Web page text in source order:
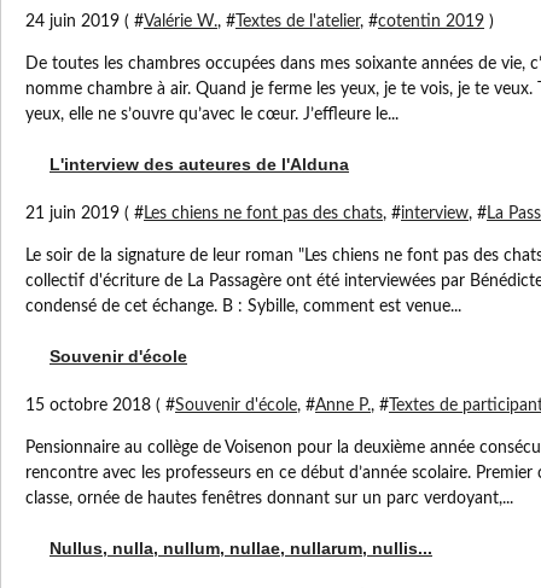
24 juin 2019 ( #Valérie W., # Textes de l'atelier, #cotentin 2019 )
De toutes les chambres occupées dans mes soixante années de vie,
nomme chambre à air. Quand je ferme les yeux, je te vois, je te veux.
yeux, elle ne s’ouvre qu’avec le cœur. J’effleure le...
L'interview des auteures de l'Alduna
21 juin 2019 ( #Les chiens ne font pas des chats, #interview, #La
Le soir de la signature de leur roman "Les chiens ne font pas des
collectif d'écriture de La Passagère ont été interviewées par
condensé de cet échange. B : Sybille, comment est venue...
Souvenir d'école
15 octobre 2018 ( #Souvenir d'école, #Anne P., # Textes de
Pensionnaire au collège de Voisenon pour la deuxième année
rencontre avec les professeurs en ce début d’année scolaire. Premier
classe, ornée de hautes fenêtres donnant sur un parc verdoyant,...
Nullus, nulla, nullum, nullae, nullarum, nullis...